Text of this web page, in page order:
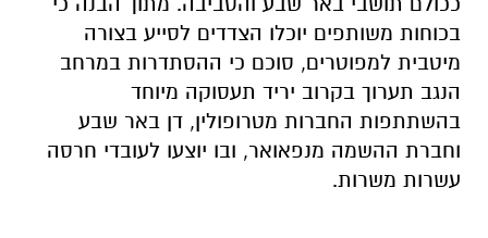
בכוחות משותפים יוכלו הצדדים לסייע בצורה
מיטבית למפוטרים, סוכם כי ההסתדרות במרחב
הנגב תערוך בקרוב יריד תעסוקה מיוחד
בהשתתפות החברות מטרופולין, דן באר שבע
וחברת ההשמה מנפאואר, ובו יוצעו לעובדי חרסה
עשרות משרות.